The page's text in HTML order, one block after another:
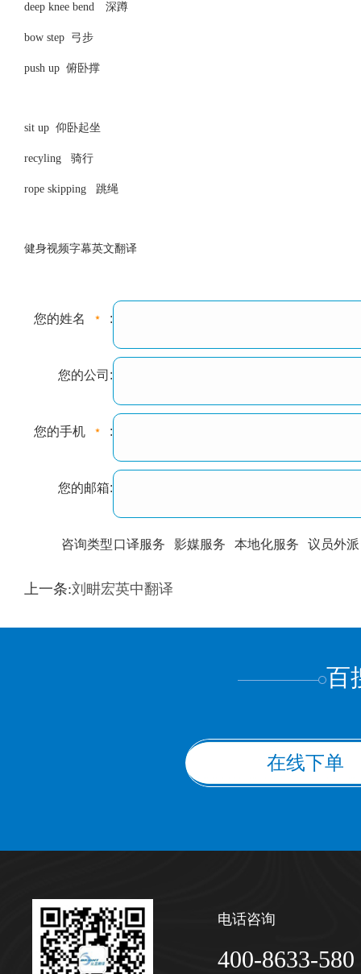
deep knee bend 深蹲
bow step 弓步
push up 俯卧撑
sit up 仰卧起坐
recyling 骑行
rope skipping 跳绳
健身视频字幕英文翻译
您的姓名 :
您的公司:
您的手机 :
您的邮箱:
咨询类型口译服务 影媒服务 本地化服务 议员外派
训翻译 标准级
上一条:刘畊宏英中翻译
百
在线下单
电话咨询
400-8633-580